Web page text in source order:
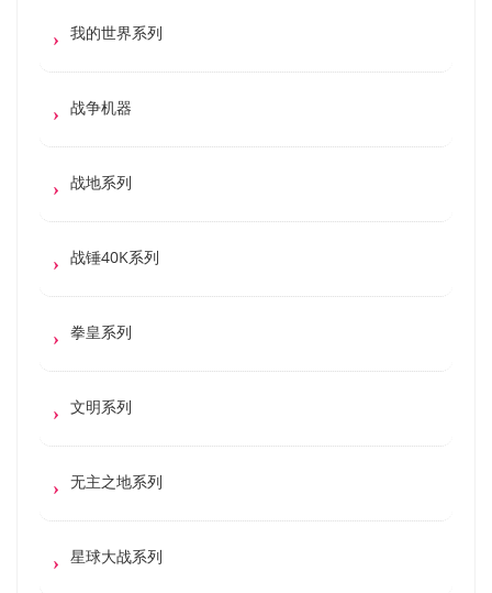
我的世界系列
战争机器
战地系列
战锤40K系列
拳皇系列
文明系列
无主之地系列
星球大战系列